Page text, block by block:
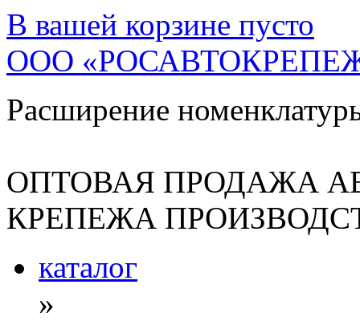
В вашей корзине пусто
ООО
Расширение
ОПТОВАЯ ПРОДАЖА
КРЕПЕЖА
каталог
»